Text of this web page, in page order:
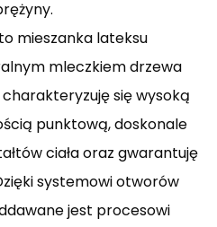
mieszanka lateksu
mleczkiem drzewa
się wysoką
punktową, doskonale
ciała oraz gwarantuję
systemowi otworów
jest procesowi